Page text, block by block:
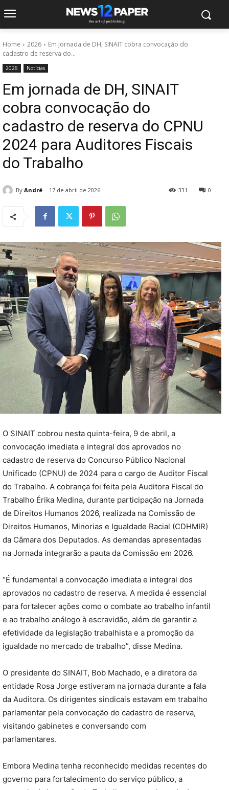
Home 2026
Em jornada de DH, SINAIT cobra convocação do
cadastro de reserva do...
2026 Notícias
Em jornada de DH, SINAIT
cobra convocação do
cadastro de reserva do CPNU
2024 para Auditores Fiscais
do Trabalho
By André 17 de abril de 2026 0
331
O SINAIT cobrou nesta quinta-feira, 9 de abril, a
convocação imediata e integral dos aprovados no
cadastro de reserva do Concurso Público Nacional
Unificado (CPNU) de 2024 para o cargo de Auditor Fiscal
do Trabalho. A cobrança foi feita pela Auditora Fiscal do
Trabalho Érika Medina, durante participação na Jornada
de Direitos Humanos 2026, realizada na Comissão de
Direitos Humanos, Minorias e Igualdade Racial (CDHMIR)
da Câmara dos Deputados. As demandas apresentadas
na Jornada integrarão a pauta da Comissão em 2026.
“É fundamental a convocação imediata e integral dos
aprovados no cadastro de reserva. A medida é essencial
para fortalecer ações como o combate ao trabalho infantil
e ao trabalho análogo à escravidão, além de garantir a
efetividade da legislação trabalhista e a promoção da
igualdade no mercado de trabalho”, disse Medina.
O presidente do SINAIT, Bob Machado, e a diretora da
entidade Rosa Jorge estiveram na jornada durante a fala
da Auditora. Os dirigentes sindicais estavam em trabalho
parlamentar pela convocação do cadastro de reserva,
visitando gabinetes e conversando com
parlamentares.
Embora Medina tenha reconhecido medidas recentes do
governo para fortalecimento do serviço público, a